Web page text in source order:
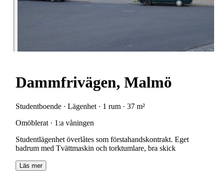
Dammfrivägen, Malmö
Studentboende · Lägenhet · 1 rum · 37 m²
Omöblerat · 1:a våningen
Studentlägenhet överlåtes som förstahandskontrakt. Eget
badrum med Tvättmaskin och torktumlare, bra skick
Läs mer